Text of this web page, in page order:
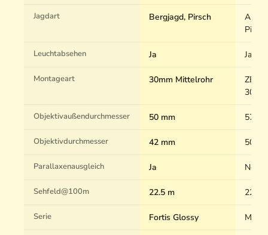
Jagdart Bergjagd, Pirsch
Pirsch
Leuchtabsehen Ja Ja
Montageart 30mm Mittelrohr
Objektivaußendurchmesser 50 mm 57
Objektivdurchmesser 42 mm 50
Parallaxenausgleich Ja Nein
Sehfeld@100m 22.5 m 22.5
Serie Fortis Glossy